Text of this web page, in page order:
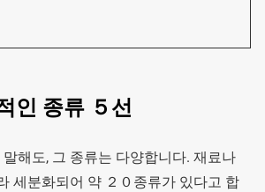
인 종류 ５선
해도, 그 종류는 다양합니다. 재료나
세분화되어 약 ２０종류가 있다고 합